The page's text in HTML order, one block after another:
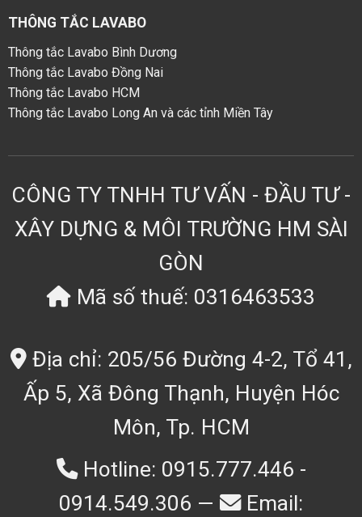
THÔNG TẮC LAVABO
Thông tắc Lavabo Bình Dương
Thông tắc Lavabo Đồng Nai
Thông tắc Lavabo HCM
Thông tắc Lavabo Long An và các tỉnh Miền Tây
CÔNG TY TNHH TƯ VẤN - ĐẦU TƯ -
XÂY DỰNG & MÔI TRƯỜNG HM SÀI
GÒN
Mã số thuế: 0316463533
Địa chỉ: 205/56 Đường 4-2, Tổ 41,
Ấp 5, Xã Đông Thạnh, Huyện Hóc
Môn, Tp. HCM
Hotline: 0915.777.446 -
0914.549.306 —
Email: